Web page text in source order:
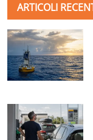
ARTICOLI